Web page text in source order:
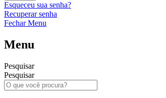
Esqueceu sua senha?
Recuperar senha
Fechar Menu
Menu
Pesquisar
Pesquisar